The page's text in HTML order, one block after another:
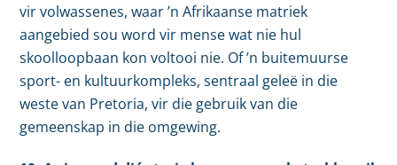
vir volwassenes, waar ’n Afrikaanse matriek
aangebied sou word vir mense wat nie hul
skoolloopbaan kon voltooi nie. Of ’n buitemuurse
sport- en kultuurkompleks, sentraal geleë in die
weste van Pretoria, vir die gebruik van die
gemeenskap in die omgewing.